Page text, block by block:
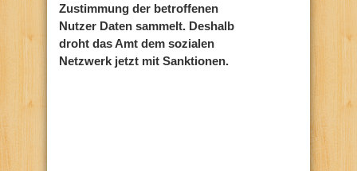
Zustimmung der betroffenen
Nutzer Daten sammelt. Deshalb
droht das Amt dem sozialen
Netzwerk jetzt mit Sanktionen.